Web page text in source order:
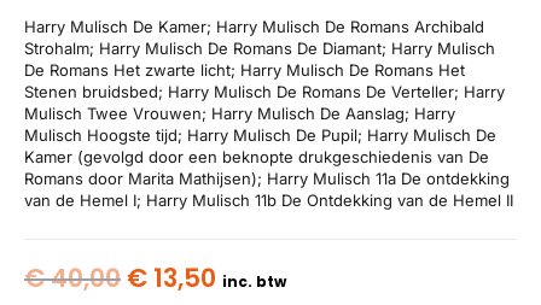
Harry Mulisch De Kamer; Harry Mulisch De Romans Archibald
Strohalm; Harry Mulisch De Romans De Diamant; Harry Mulisch
De Romans Het zwarte licht; Harry Mulisch De Romans Het
Stenen bruidsbed; Harry Mulisch De Romans De Verteller; Harry
Mulisch Twee Vrouwen; Harry Mulisch De Aanslag; Harry
Mulisch Hoogste tijd; Harry Mulisch De Pupil; Harry Mulisch De
Kamer (gevolgd door een beknopte drukgeschiedenis van De
Romans door Marita Mathijsen); Harry Mulisch 11a De ontdekking
van de Hemel I; Harry Mulisch 11b De Ontdekking van de Hemel II
€40,00 Oorspronkelijke
€ 13,50 Huidige
inc. btw